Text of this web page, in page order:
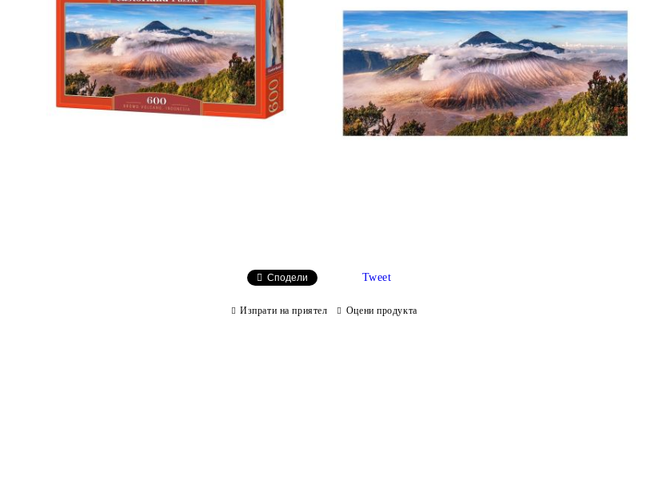
Сподели Tweet
Изпрати на приятел Оцени продукта